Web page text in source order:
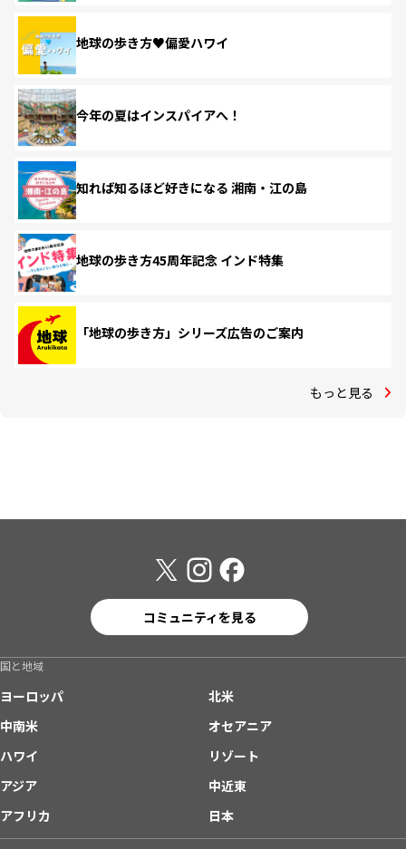
地球の歩き方♥偏愛ハワイ
今年の夏はインスパイアへ！
知れば知るほど好きになる 湘南・江の島
地球の歩き方45周年記念 インド特集
「地球の歩き方」シリーズ広告のご案内
もっと見る
コミュニティを見る
国と地域
ヨーロッパ
北米
中南米
オセアニア
ハワイ
リゾート
アジア
中近東
アフリカ
日本